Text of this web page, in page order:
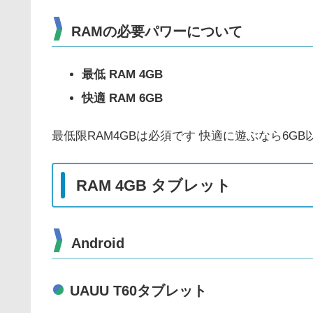
RAMの必要パワーについて
最低 RAM 4GB
快適 RAM 6GB
最低限RAM4GBは必須です 快適に遊ぶなら6GB
RAM 4GB タブレット
Android
UAUU T60タブレット